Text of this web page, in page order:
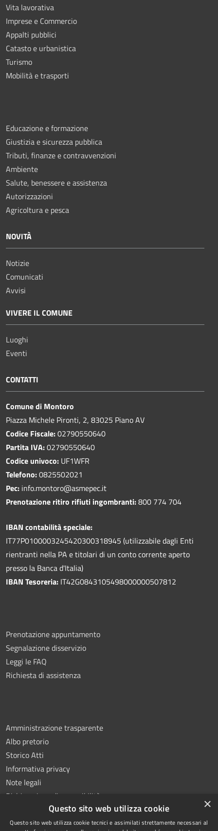
Vita lavorativa
Imprese e Commercio
Appalti pubblici
Catasto e urbanistica
Turismo
Mobilità e trasporti
Educazione e formazione
Giustizia e sicurezza pubblica
Tributi, finanze e contravvenzioni
Ambiente
Salute, benessere e assistenza
Autorizzazioni
Agricoltura e pesca
NOVITÀ
Notizie
Comunicati
Avvisi
VIVERE IL COMUNE
Luoghi
Eventi
CONTATTI
Comune di Montoro
Piazza Michele Pironti, 2, 83025 Piano AV
Codice Fiscale:02790550640
Partita IVA:02790550640
Codice univoco: UF1WFR
Telefono:0825502021
Pec: info.montoro@asmepec.it
Prenotazione ritiro rifiuti ingombranti:800 774 704
IBAN contabilità speciale:
IT77P0100003245420300318945 (utilizzabile dagli Enti
rientranti nella PA e titolari di un conto corrente aperto
presso la Banca d'Italia)
IBAN Tesoreria: IT42G0843105498000000507812
Prenotazione appuntamento
Segnalazione disservizio
Leggi le FAQ
Richiesta di assistenza
Amministrazione trasparente
Albo pretorio
Storico Atti
Informativa privacy
Note legali
Dichiarazione di accessibilità
×
Questo sito web utilizza cookie
Questo sito web utilizza cookie tecnici e assimilati strettamente necessari al